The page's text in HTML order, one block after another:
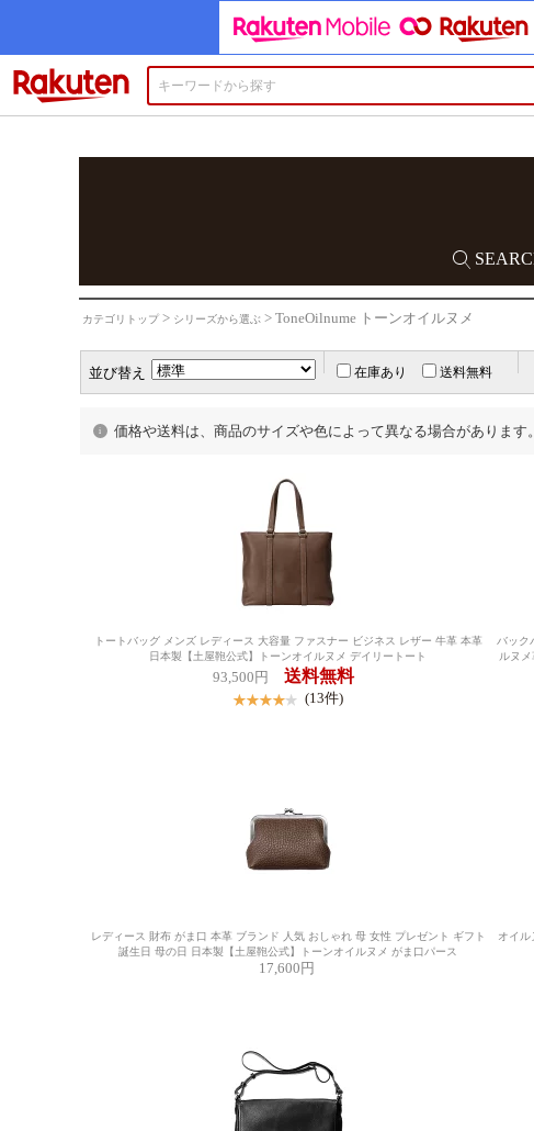
定番アイテム
メンテナンス
カテゴリトップ> シリーズから選ぶ> ToneOilnume トーンオイルヌメ
並び替え 在庫あり 送料無料
価格や送料は、商品のサイズや色によって異なる場合があります。
トートバッグ メンズ レディース 大容量 ファスナー ビジネス レザー 牛革 本革
日本製【土屋鞄公式】トーンオイルヌメ デイリートート
93,500円 送料無料
(13件)
バック
ルヌ
レディース 財布 がま口 本革 ブランド 人気 おしゃれ 母 女性 プレゼント ギフト
誕生日 母の日 日本製【土屋鞄公式】トーンオイルヌメ がま口パース
17,600円
オイル